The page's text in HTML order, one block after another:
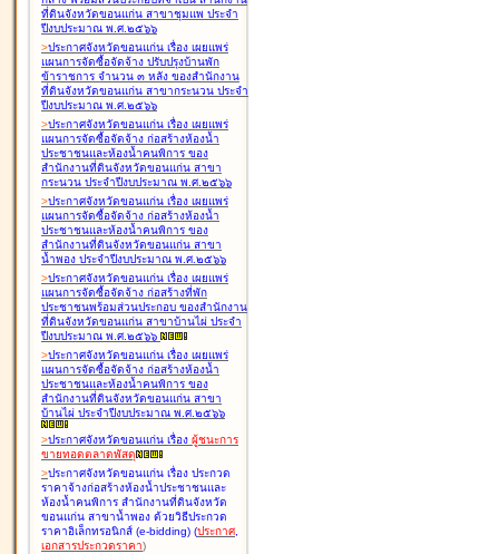
ที่ดินจังหวัดขอนแก่น สาขาชุมแพ ประจำ
ปีงบประมาณ พ.ศ.๒๕๖๖
>ประกาศจังหวัดขอนแก่น เรื่อง เผยแพร่
แผนการจัดซื้อจัดจ้าง ปรับปรุงบ้านพัก
ข้าราชการ จำนวน ๓ หลัง ของสำนักงาน
ที่ดินจังหวัดขอนแก่น สาขากระนวน ประจำ
ปีงบประมาณ พ.ศ.๒๕๖๖
>ประกาศจังหวัดขอนแก่น เรื่อง เผยแพร่
แผนการจัดซื้อจัดจ้าง ก่อสร้างห้องน้ำ
ประชาชนและห้องน้ำคนพิการ ของ
สำนักงานที่ดินจังหวัดขอนแก่น สาขา
กระนวน ประจำปีงบประมาณ พ.ศ.๒๕๖๖
>ประกาศจังหวัดขอนแก่น เรื่อง เผยแพร่
แผนการจัดซื้อจัดจ้าง ก่อสร้างห้องน้ำ
ประชาชนและห้องน้ำคนพิการ ของ
สำนักงานที่ดินจังหวัดขอนแก่น สาขา
น้ำพอง ประจำปีงบประมาณ พ.ศ.๒๕๖๖
>ประกาศจังหวัดขอนแก่น เรื่อง เผยแพร่
แผนการจัดซื้อจัดจ้าง ก่อสร้างที่พัก
ประชาชนพร้อมส่วนประกอบ ของสำนักงาน
ที่ดินจังหวัดขอนแก่น สาขาบ้านไผ่ ประจำ
ปีงบประมาณ พ.ศ.๒๕๖๖
>ประกาศจังหวัดขอนแก่น เรื่อง เผยแพร่
แผนการจัดซื้อจัดจ้าง ก่อสร้างห้องน้ำ
ประชาชนและห้องน้ำคนพิการ ของ
สำนักงานที่ดินจังหวัดขอนแก่น สาขา
บ้านไผ่ ประจำปีงบประมาณ พ.ศ.๒๕๖๖
>ประกาศจังหวัดขอนแก่น เรื่อง ผู้ชนะการ
ขายทอดตลาดพัสดุ
>ประกาศจังหวัดขอนแก่น เรื่อง ประกวด
ราคาจ้างก่อสร้างห้องน้ำประชาชนและ
ห้องน้ำคนพิการ สำนักงานที่ดินจังหวัด
ขอนแก่น สาขาน้ำพอง ด้วยวิธีประกวด
ราคาอิเล็กทรอนิกส์ (e-bidding) (ประกาศ,
เอกสารประกวดราคา)